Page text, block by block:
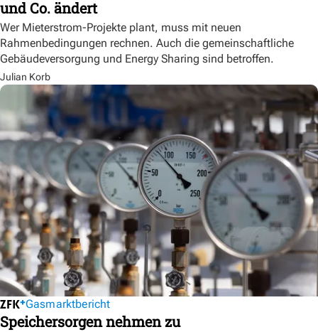
und Co. ändert
Wer Mieterstrom-Projekte plant, muss mit neuen
Rahmenbedingungen rechnen. Auch die gemeinschaftliche
Gebäudeversorgung und Energy Sharing sind betroffen.
Julian Korb
Gasmarktbericht
Speichersorgen nehmen zu